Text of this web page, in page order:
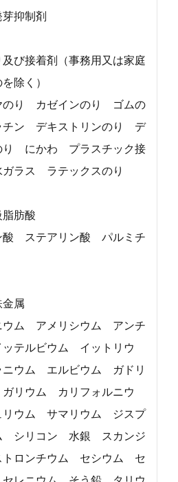
抑制剤
及び接着剤（事務用又は家庭
除く）
のり カゼインのり ゴムの
ン デキストリンのり デ
り にかわ プラスチック接
ラス ラテックスのり
脂肪酸
酸 ステアリン酸 パルミチ
金属
ウム アメリシウム アンチ
テルビウム イットリウ
ウム エルビウム ガドリ
リウム カリフォルニウ
ウム サマリウム ジスプ
シリコン 水銀 スカンジ
ロンチウム セシウム セ